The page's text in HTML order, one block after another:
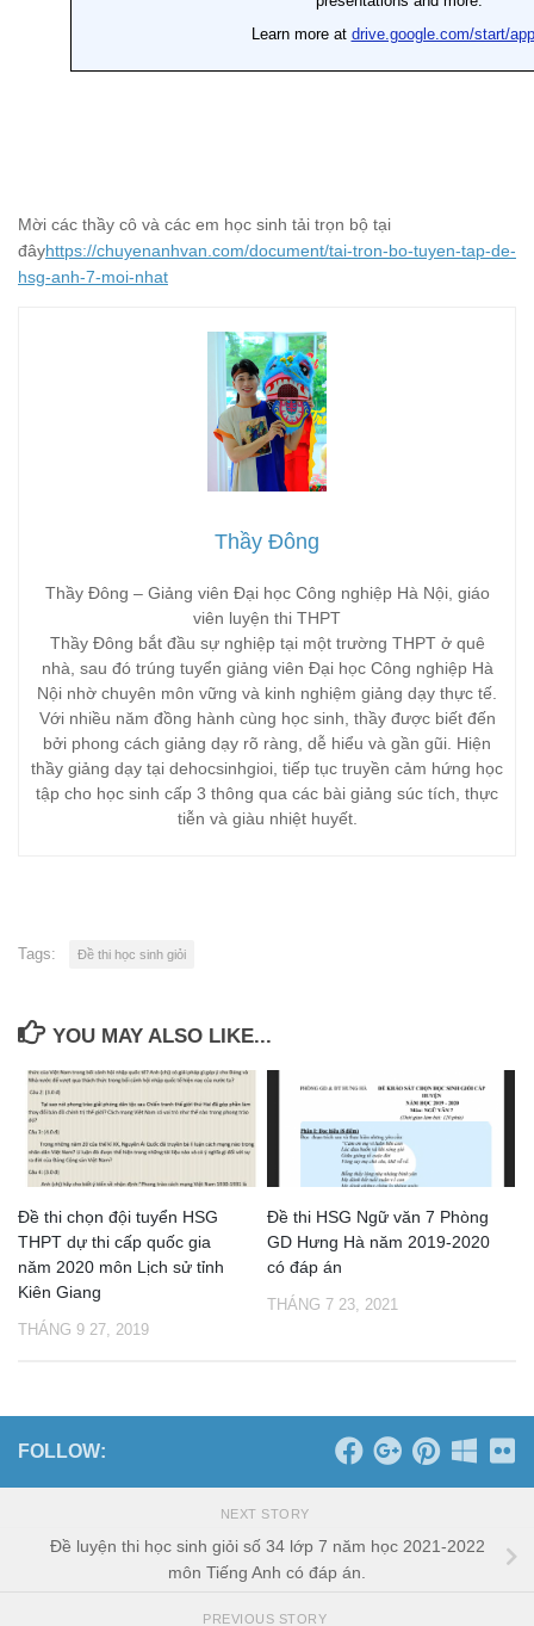
Mời các thầy cô và các em học sinh tải trọn bộ tại
đâyhttps://chuyenanhvan.com/document/tai-tron-bo-tuyen-tap-de-
hsg-anh-7-moi-nhat
Thầy Đông
Thầy Đông – Giảng viên Đại học Công nghiệp Hà Nội, giáo
viên luyện thi THPT
Thầy Đông bắt đầu sự nghiệp tại một trường THPT ở quê
nhà, sau đó trúng tuyển giảng viên Đại học Công nghiệp Hà
Nội nhờ chuyên môn vững và kinh nghiệm giảng dạy thực tế.
Với nhiều năm đồng hành cùng học sinh, thầy được biết đến
bởi phong cách giảng dạy rõ ràng, dễ hiểu và gần gũi. Hiện
thầy giảng dạy tại dehocsinhgioi, tiếp tục truyền cảm hứng học
tập cho học sinh cấp 3 thông qua các bài giảng súc tích, thực
tiễn và giàu nhiệt huyết.
Tags: Đề thi học sinh giỏi
YOU MAY ALSO LIKE...
Đề thi chọn đội tuyển HSG
THPT dự thi cấp quốc gia
năm 2020 môn Lịch sử tỉnh
Kiên Giang
THÁNG 9 27, 2019
Đề thi HSG Ngữ văn 7 Phòng
GD Hưng Hà năm 2019-2020
có đáp án
THÁNG 7 23, 2021
FOLLOW:
NEXT STORY
Đề luyện thi học sinh giỏi số 34 lớp 7 năm học 2021-2022
môn Tiếng Anh có đáp án.
PREVIOUS STORY